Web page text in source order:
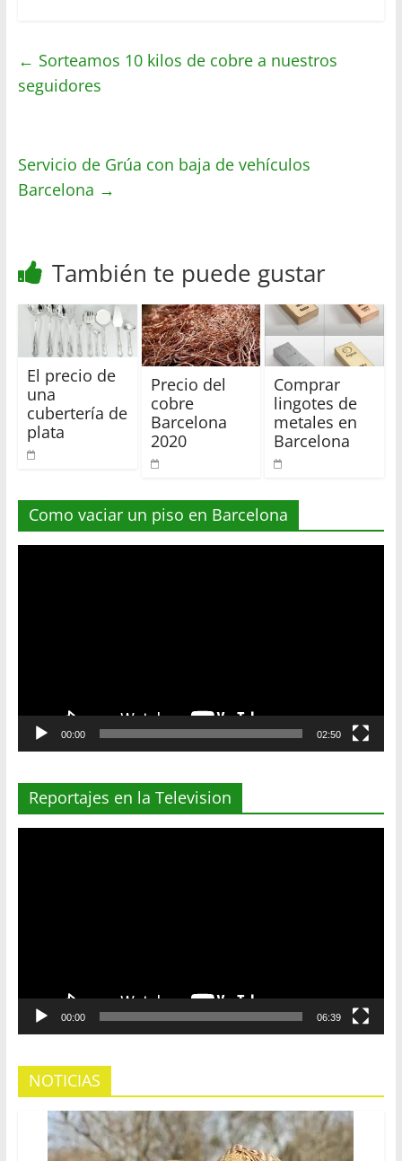
s
A
t
e
b
a
r
← Sorteamos 10 kilos de cobre a nuestros
seguidores
Servicio de Grúa con baja de vehículos
Barcelona →
También te puede gustar
El precio de
una
cubertería de
plata
Precio del
cobre
Barcelona
2020
Comprar
lingotes de
metales en
Barcelona
Como vaciar un piso en Barcelona
00:00 02:50
Reportajes en la Television
00:00 06:39
NOTICIAS